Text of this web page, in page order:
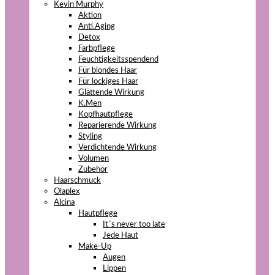
Kevin Murphy
Aktion
Anti.Aging
Detox
Farbpflege
Feuchtigkeitsspendend
Für blondes Haar
Für lockiges Haar
Glättende Wirkung
K.Men
Kopfhautpflege
Reparierende Wirkung
Styling
Verdichtende Wirkung
Volumen
Zubehör
Haarschmuck
Olaplex
Alcina
Hautpflege
It´s never too late
Jede Haut
Make-Up
Augen
Lippen